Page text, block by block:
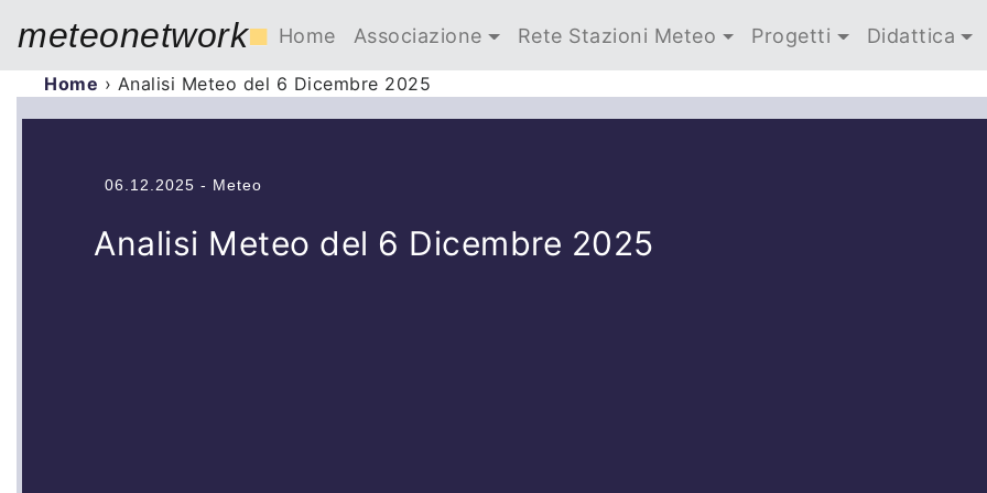
meteonetwork■ Home Associazione Rete Stazioni Meteo Progetti Didattica
Home › Analisi Meteo del 6 Dicembre 2025
06.12.2025 - Meteo
Analisi Meteo del 6 Dicembre 2025